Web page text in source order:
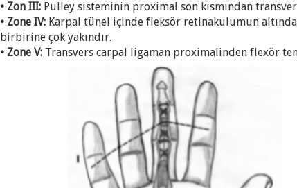
• Zon III:Pulley sisteminin proximal son kısmından
• Zone IV: Karpal tünel içinde fleksör retinakulumun
birbirine çok yakındır.
• Zone V:Transvers carpal ligaman proximalinden flexör